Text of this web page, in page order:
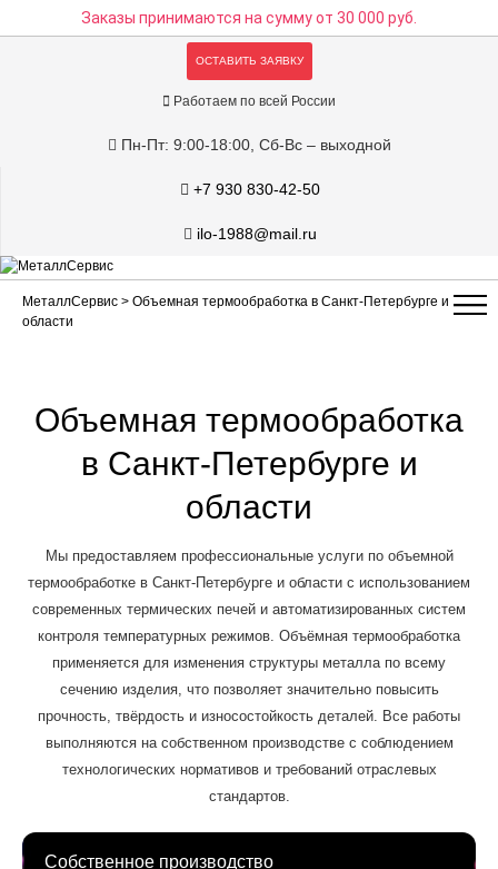
Заказы принимаются на суммуот 30 000 руб.
ОСТАВИТЬ ЗАЯВКУ
Работаем по всей России
Пн-Пт: 9:00-18:00, Сб-Вс – выходной
+7 930 830-42-50
ilo-1988@mail.ru
МеталлСервис > Объемная термообработка в Санкт-Петербурге и
области
Объемная термообработка
в Санкт-Петербурге и
области
Мы предоставляем профессиональные услуги по объемной
термообработке в Санкт-Петербурге и области с использованием
современных термических печей и автоматизированных систем
контроля температурных режимов. Объёмная термообработка
применяется для изменения структуры металла по всему
сечению изделия, что позволяет значительно повысить
прочность, твёрдость и износостойкость деталей. Все работы
выполняются на собственном производстве с соблюдением
технологических нормативов и требований отраслевых
стандартов.
Собственное производство